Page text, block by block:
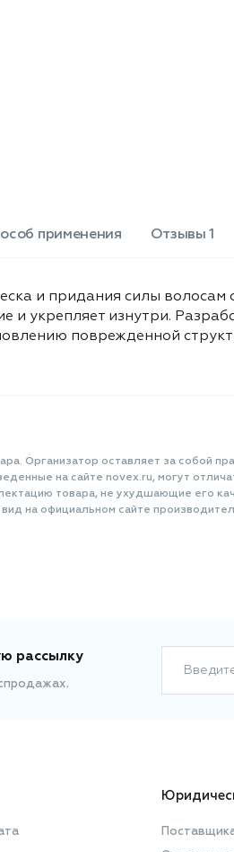
изопропиловый спирт,
применения Отзывы 1
и придания силы волосам
и укрепляет изнутри.
поврежденной
Организатор оставляет за собой
на сайте novex.ru, могут
товара, не ухудшающие его
на официальном сайте
рассылку